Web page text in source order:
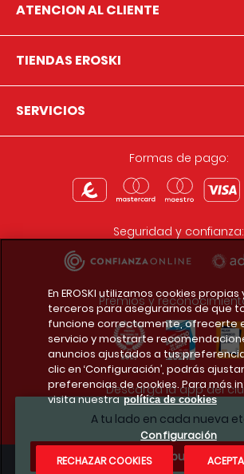
A tu lado en cada nueva
¿Te apuntas?
ATENCION AL CLIENTE
TIENDAS EROSKI
SERVICIOS
Formas de pago:
Seguridad y confianza:
Premios y
Descarga la app del
En EROSKI utilizamos cookies propias
terceros para asegurarnos de que
funcione correctamente, ofrecerte
servicio y mostrarte
anuncios ajustados a tus
clic en ‘Configuración’, podrás
preferencias de cookies. Para más
visita nuestra política de cookies
Configuración
RECHAZAR COOKIES